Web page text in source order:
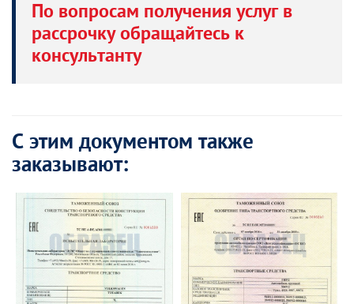
По вопросам получения услуг в
рассрочку обращайтесь к
консультанту
С этим документом также
заказывают: